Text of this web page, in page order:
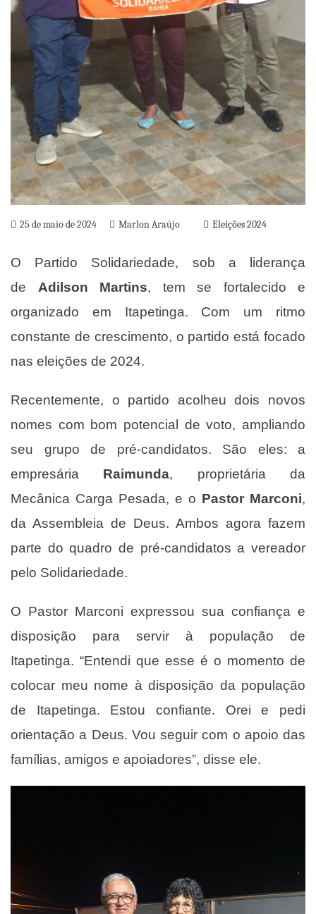
25 de maio de 2024 Marlon Araújo Eleições 2024
O Partido Solidariedade, sob a liderança
de Adilson Martins, tem se fortalecido e
organizado em Itapetinga. Com um ritmo
constante de crescimento, o partido está focado
nas eleições de 2024.
Recentemente, o partido acolheu dois novos
nomes com bom potencial de voto, ampliando
seu grupo de pré-candidatos. São eles: a
empresária Raimunda, proprietária da
Mecânica Carga Pesada, e o Pastor Marconi,
da Assembleia de Deus. Ambos agora fazem
parte do quadro de pré-candidatos a vereador
pelo Solidariedade.
O Pastor Marconi expressou sua confiança e
disposição para servir à população de
Itapetinga. “Entendi que esse é o momento de
colocar meu nome à disposição da população
de Itapetinga. Estou confiante. Orei e pedi
orientação a Deus. Vou seguir com o apoio das
famílias, amigos e apoiadores”, disse ele.